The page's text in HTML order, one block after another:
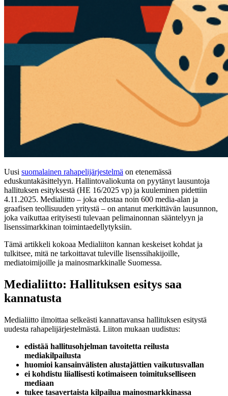
Uusi suomalainen rahapelijärjestelmä on etenemässä
eduskuntakäsittelyyn. Hallintovaliokunta on pyytänyt lausuntoja
hallituksen esityksestä (HE 16/2025 vp) ja kuuleminen pidettiin
4.11.2025. Medialiitto – joka edustaa noin 600 media-alan ja
graafisen teollisuuden yritystä – on antanut merkittävän lausunnon,
joka vaikuttaa erityisesti tulevaan pelimainonnan sääntelyyn ja
lisenssimarkkinan toimintaedellytyksiin.
Tämä artikkeli kokoaa Medialiiton kannan keskeiset kohdat ja
tulkitsee, mitä ne tarkoittavat tuleville lisenssihakijoille,
mediatoimijoille ja mainosmarkkinalle Suomessa.
Medialiitto: Hallituksen esitys saa
kannatusta
Medialiitto ilmoittaa selkeästi kannattavansa hallituksen esitystä
uudesta rahapelijärjestelmästä. Liiton mukaan uudistus:
edistää hallitusohjelman tavoitetta reilusta
mediakilpailusta
huomioi kansainvälisten alustajättien vaikutusvallan
ei kohdistu liiallisesti kotimaiseen toimitukselliseen
mediaan
tukee tasavertaista kilpailua mainosmarkkinassa